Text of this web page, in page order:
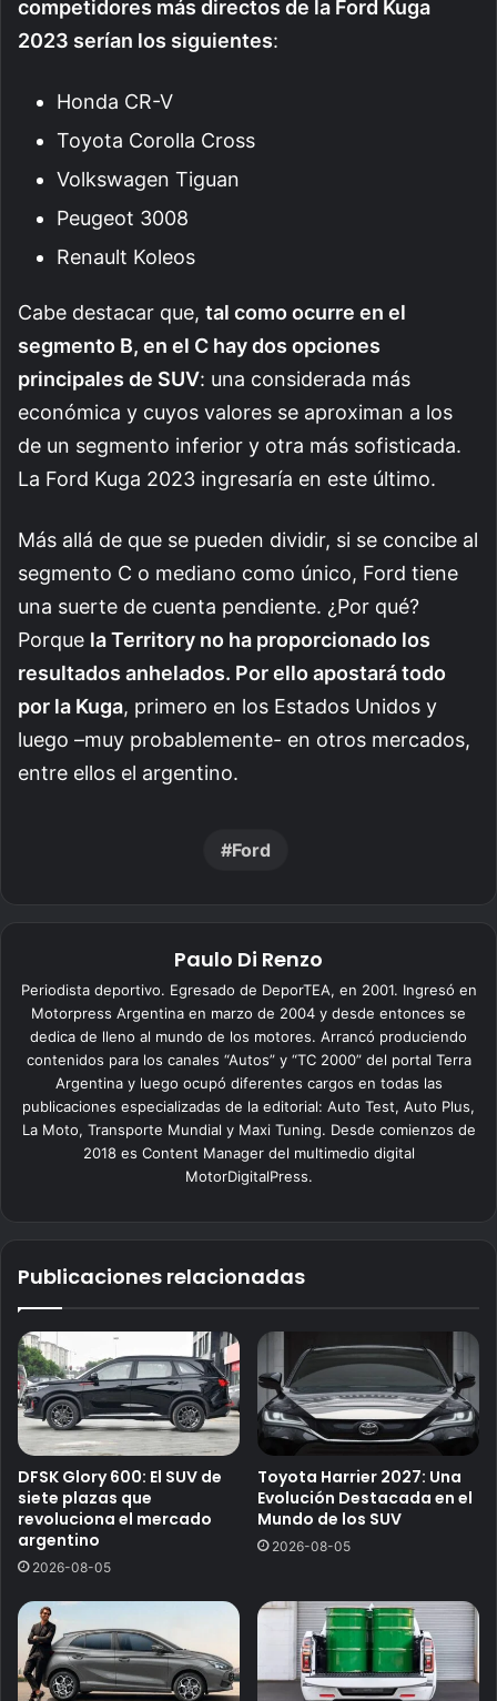
competidores más directos de la Ford Kuga
2023 serían los siguientes:
Honda CR-V
Toyota Corolla Cross
Volkswagen Tiguan
Peugeot 3008
Renault Koleos
Cabe destacar que, tal como ocurre en el
segmento B, en el C hay dos opciones
principales de SUV: una considerada más
económica y cuyos valores se aproximan a los
de un segmento inferior y otra más sofisticada.
La Ford Kuga 2023 ingresaría en este último.
Más allá de que se pueden dividir, si se concibe al
segmento C o mediano como único, Ford tiene
una suerte de cuenta pendiente. ¿Por qué?
Porque la Territory no ha proporcionado los
resultados anhelados. Por ello apostará todo
por la Kuga, primero en los Estados Unidos y
luego –muy probablemente- en otros mercados,
entre ellos el argentino.
Ford
Paulo Di Renzo
Periodista deportivo. Egresado de DeporTEA, en 2001. Ingresó en
Motorpress Argentina en marzo de 2004 y desde entonces se
dedica de lleno al mundo de los motores. Arrancó produciendo
contenidos para los canales “Autos” y “TC 2000” del portal Terra
Argentina y luego ocupó diferentes cargos en todas las
publicaciones especializadas de la editorial: Auto Test, Auto Plus,
La Moto, Transporte Mundial y Maxi Tuning. Desde comienzos de
2018 es Content Manager del multimedio digital
MotorDigitalPress.
Publicaciones relacionadas
DFSK Glory 600: El SUV de
siete plazas que
revoluciona el mercado
argentino
2026-08-05
Toyota Harrier 2027: Una
Evolución Destacada en el
Mundo de los SUV
2026-08-05